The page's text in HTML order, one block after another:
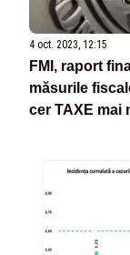
4 oct. 2023, 12:15
FMI, raport
măsurile
cer TAXE mai